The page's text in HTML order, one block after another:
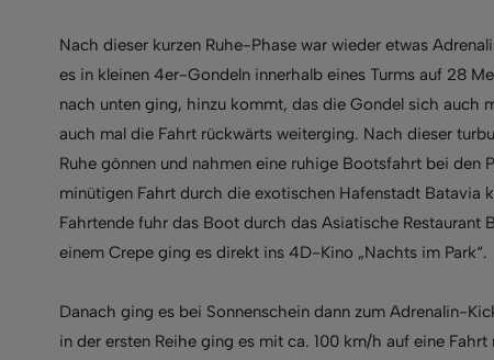
Nach dieser kurzen Ruhe-Phase war wieder etwas
es in kleinen 4er-Gondeln innerhalb eines Turms auf 28
nach unten ging, hinzu kommt, das die Gondel sich auch
auch mal die Fahrt rückwärts weiterging. Nach dieser
Ruhe gönnen und nahmen eine ruhige Bootsfahrt bei
minütigen Fahrt durch die exotischen Hafenstadt Batavia
Fahrtende fuhr das Boot durch das Asiatische Restaurant
einem Crepe ging es direkt ins 4D-Kino „Nachts im Park“.
Danach ging es bei Sonnenschein dann zum Adrenalin-
in der ersten Reihe ging es mit ca. 100 km/h auf eine